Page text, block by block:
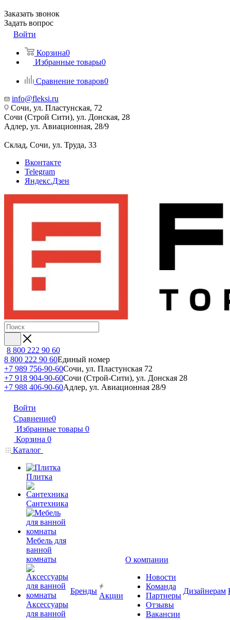
Заказать звонок
Задать вопрос
Войти
Корзина0
Избранные товары0
Сравнение товаров0
info@fleksi.ru
Сочи, ул. Пластунская, 72
Сочи (Строй Сити), ул. Донская, 28
Адлер, ул. Авиационная, 28/9
Склад, Сочи, ул. Труда, 33
Вконтакте
Telegram
Яндекс.Дзен
8 800 222 90 60
8 800 222 90 60Единый номер
+7 989 756-90-60Сочи, ул. Пластунская 72
+7 918 904-90-60Сочи (Строй-Сити), ул. Донская 28
+7 988 406-90-60Адлер, ул. Авиационная 28/9
Войти
Сравнение0
Избранные товары 0
Корзина 0
Каталог
Плитка
Сантехника
Мебель для
ванной
комнаты
Аксессуары
для ванной
Бренды
Акции
О компании
Новости
Команда
Партнеры
Отзывы
Вакансии
Дизайнерам